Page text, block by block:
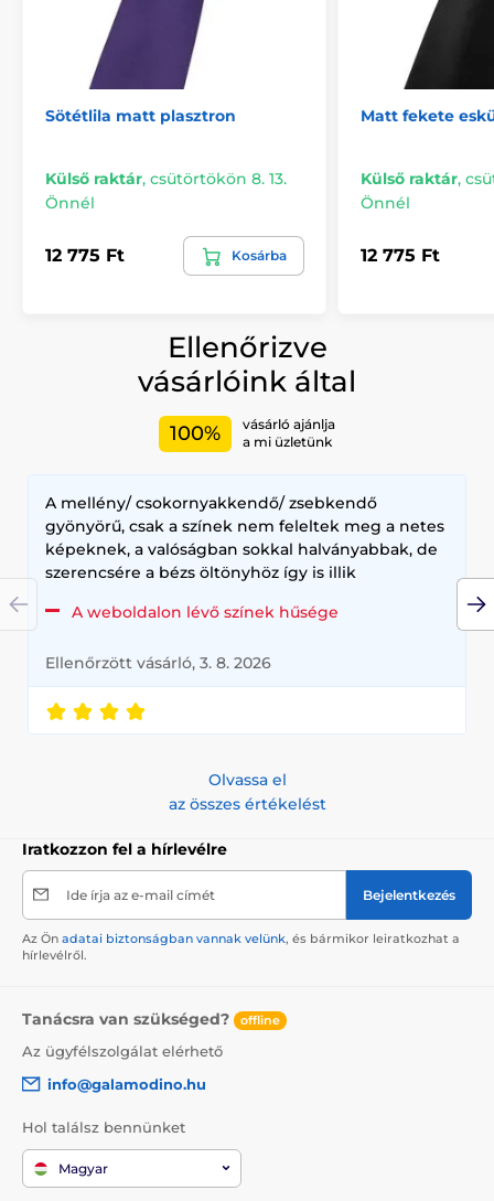
Sötétlila matt plasztron
Külső raktár, csütörtökön 8. 13.
Önnél
12 775 Ft Kosárba
Matt fekete
Külső raktár,
Önnél
12 775 Ft
Ellenőrizve
vásárlóink által
100%
vásárló ajánlja
a mi üzletünk
A mellény/ csokornyakkendő/ zsebkendő
gyönyörű, csak a színek nem feleltek meg a netes
képeknek, a valóságban sokkal halványabbak, de
szerencsére a bézs öltönyhöz így is illik
A weboldalon lévő színek hűsége
Ellenőrzött vásárló, 3. 8. 2026
Olvassa el
az összes értékelést
Iratkozzon fel a hírlevélre
Ide írja az e-mail címét Bejelentkezés
Az Ön adatai biztonságban vannak velünk, és bármikor leiratkozhat a
hírlevélről.
Tanácsra van szükséged? offline
Az ügyfélszolgálat elérhető
info@galamodino.hu
Hol találsz bennünket
Magyar